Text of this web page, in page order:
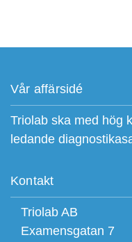
Vår affärsidé
Triolab ska med hög
ledande
Kontakt
Triolab AB
Examensgatan 7